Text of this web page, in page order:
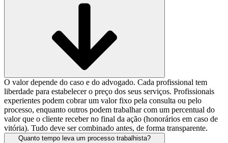
O valor depende do caso e do advogado. Cada profissional tem
liberdade para estabelecer o preço dos seus serviços. Profissionais
experientes podem cobrar um valor fixo pela consulta ou pelo
processo, enquanto outros podem trabalhar com um percentual do
valor que o cliente receber no final da ação (honorários em caso de
vitória). Tudo deve ser combinado antes, de forma transparente.
Quanto tempo leva um processo trabalhista?